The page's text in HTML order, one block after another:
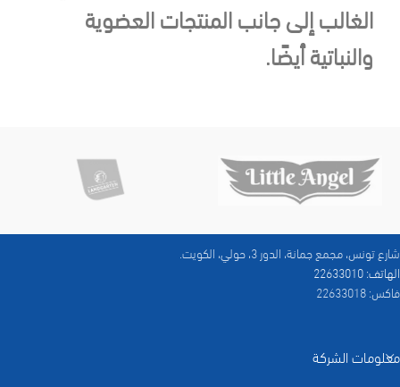
الغالب إلى جانب المنتجات العضوية
والنباتية أيضًا.
شارع تونس، مجمع جمانة، الدور 3، حولي، الكويت.
الهاتف: 22633010
فاكس: 22633018
معلومات الشركة